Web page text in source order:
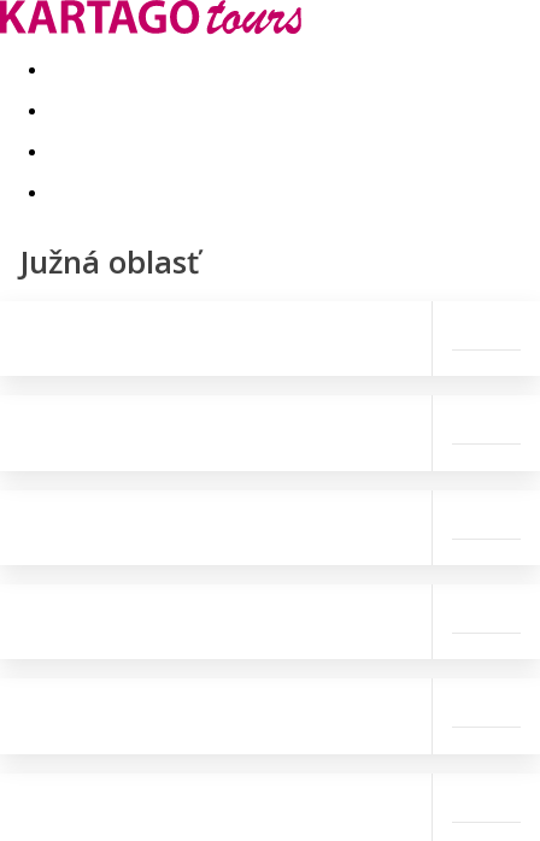
Last minute Dovolenkové kluby
Južná oblasť